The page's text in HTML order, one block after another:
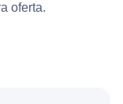
oferta.